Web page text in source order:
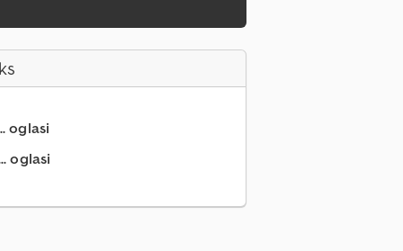
oglasi
oglasi